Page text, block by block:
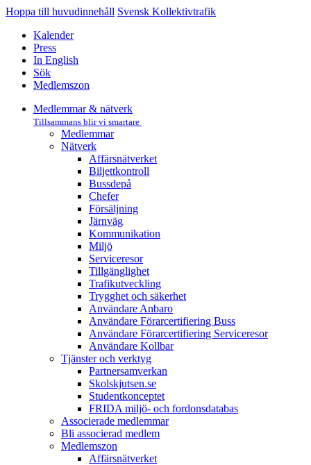
Hoppa till huvudinnehåll Svensk Kollektivtrafik
Kalender
Press
In English
Sök
Medlemszon
Medlemmar & nätverk
Tillsammans blir vi smartare
Medlemmar
Nätverk
Affärs­nätverket
Biljettkontroll­
Bussdepå­
Chefer
Försäljning
Järnväg
Kommunikation
Miljö­
Serviceresor
Tillgänglighet
Trafikutveckling
Trygghet och säkerhet
Användare Anbaro
Användare Förarcertifiering Buss
Användare Förarcertifiering Serviceresor
Användare Koll­bar
Tjänster och verktyg
Partner­samverkan
Skolskjutsen.se
Studentkonceptet
FRIDA miljö- och fordonsdatabas
Associerade medlemmar
Bli associerad medlem
Medlemszon
Affärs­nätverket